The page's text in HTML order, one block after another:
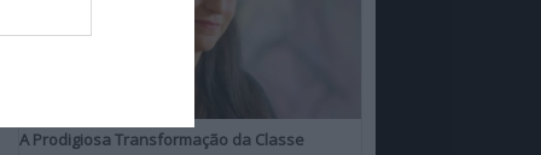
A Prodigiosa Transformação da Classe